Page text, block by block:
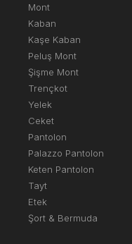
Mont
Kaban
Kaşe Kaban
Peluş Mont
Şişme Mont
Trençkot
Yelek
Ceket
Pantolon
Palazzo Pantolon
Keten Pantolon
Tayt
Etek
Şort & Bermuda